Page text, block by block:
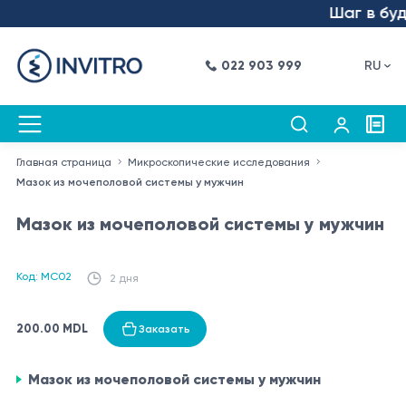
Шаг в
022 903 999 RU
Главная страница
Микроскопические исследования
Мазок из мочеполовой системы у мужчин
Мазок из мочеполовой системы у мужчин
Код: MC02 2 дня
200.00 MDL Заказать
Мазок из мочеполовой системы у мужчин